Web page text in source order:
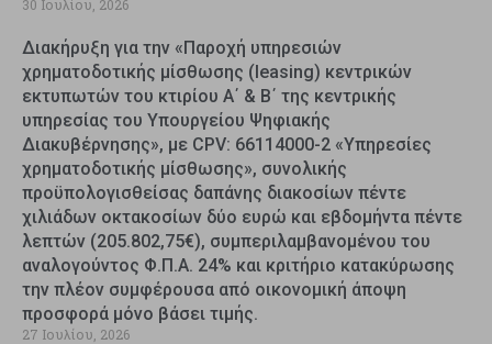
30 Ιουλίου, 2026
Διακήρυξη για την «Παροχή υπηρεσιών
χρηματοδοτικής μίσθωσης (leasing) κεντρικών
εκτυπωτών του κτιρίου Α΄ & Β΄ της κεντρικής
υπηρεσίας του Υπουργείου Ψηφιακής
Διακυβέρνησης», με CPV: 66114000-2 «Υπηρεσίες
χρηματοδοτικής μίσθωσης», συνολικής
προϋπολογισθείσας δαπάνης διακοσίων πέντε
χιλιάδων οκτακοσίων δύο ευρώ και εβδομήντα πέντε
λεπτών (205.802,75€), συμπεριλαμβανομένου του
αναλογούντος Φ.Π.Α. 24% και κριτήριο κατακύρωσης
την πλέον συμφέρουσα από οικονομική άποψη
προσφορά μόνο βάσει τιμής.
27 Ιουλίου, 2026